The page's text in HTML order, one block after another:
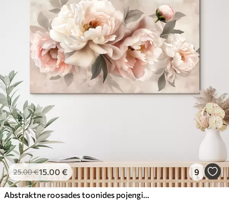
25.00€15.00 € 9
Abstraktne roosades toonides pojengide kimp